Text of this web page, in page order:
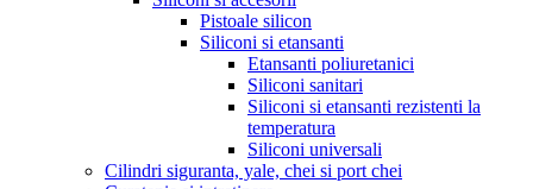
Pistoale silicon
Siliconi si etansanti
Etansanti poliuretanici
Siliconi sanitari
Siliconi si etansanti rezistenti la
temperatura
Siliconi universali
Cilindri siguranta, yale, chei si port chei